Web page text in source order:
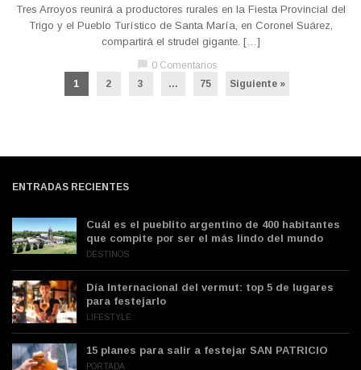
Tres Arroyos reunirá a productores rurales en la Fiesta Provincial del
Trigo y el Pueblo Turístico de Santa María, en Coronel Suárez,
compartirá el strudel gigante. […]
0 Comentarios
1
2 3 … 75 Siguiente »
ENTRADAS RECIENTES
Cuál es el pueblito argentino de 400 habitantes
que compite por ser el más lindo del mundo
DESTINOS
Día Internacional del vermut: top 5 de lugares
para festejarlo
LIFESTYLE
15 planes para salir a festejar SAN PATRICIO
PORTADA